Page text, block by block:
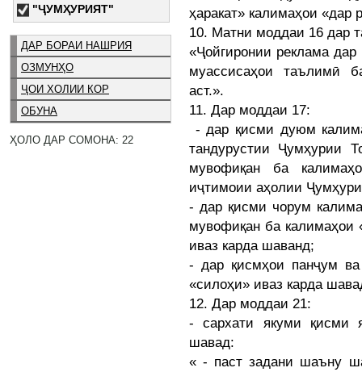
"ҶУМҲУРИЯТ"
ДАР БОРАИ НАШРИЯ
ОЗМУНҲО
ҶОИ ХОЛИИ КОР
ОБУНА
ҲОЛО ДАР СОМОНА: 22
ҳаракат» калимаҳои «дар
10. Матни моддаи 16 дар
«Ҷойгиронии реклама
муассисаҳои таълимӣ
аст.».
11. Дар моддаи 17:
- дар қисми дуюм
тандурустии Ҷумҳурии
мувофиқан ба
иҷтимоии аҳолии
- дар қисми чорум
мувофиқан ба калимаҳои
иваз карда шаванд;
- дар қисмҳои панҷум
«силоҳи» иваз карда
12. Дар моддаи 21:
- сархати якуми қисми
шавад:
« - паст задани шаъну